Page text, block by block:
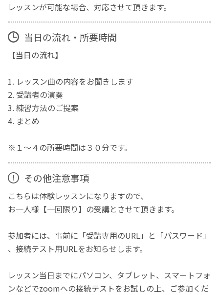
レッスンが可能な場合、対応させて頂きます。
当日の流れ・所要時間
【当日の流れ】
1. レッスン曲の内容をお聞きします
2. 受講者の演奏
3. 練習方法のご提案
4. まとめ
※１～４の所要時間は３０分です。
その他注意事項
こちらは体験レッスンになりますので、
お一人様【一回限り】の受講とさせて頂きます。
参加者には、事前に「受講専用のURL」と「パスワード」
、接続テスト用URLをお知らせします。
レッスン当日までにパソコン、タブレット、スマートフォ
ンなどでzoomへの接続テストをお試しの上、ご参加くだ